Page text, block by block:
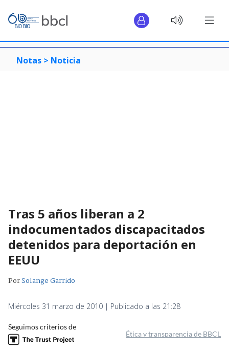
Notas > Noticia
Tras 5 años liberan a 2
indocumentados discapacitados
detenidos para deportación en
EEUU
PorSolange Garrido
Miércoles 31 marzo de 2010 | Publicado a las 21:28
Seguimos criterios de
Ética y transparencia de BBCL